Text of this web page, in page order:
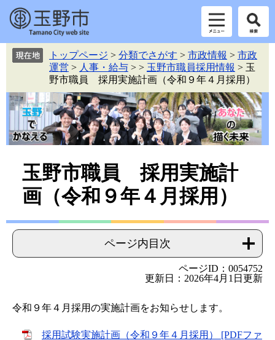
先
す。
を
し
トップページ > 分類でさがす > 市政情報 > 市政
運営 > 人事・給与 > > 玉野市職員採用情報 > 玉
野市職員 採用実施計画（令和９年４月採用）
玉野市職員 採用実施計
画（令和９年４月採用）
ページ内目次
ページID：0054752
更新日：2026年4月1日更新
令和９年４月採用の実施計画をお知らせします。
採用試験実施計画（令和９年４月採用） [PDFファ